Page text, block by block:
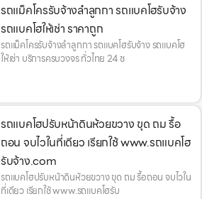
รถแม็คโครรับจ้างลำลูกกา รถแบคโฮรับจ้าง
รถแบคโฮให้เช่า ราคาถูก
รถแม็คโครรับจ้างลำลูกกา รถแบคโฮรับจ้าง รถแบคโฮ
ให้เช่า บริการครบวงจร ทั่วไทย 24 ช
รถแบคโฮปรับหน้าดินห้วยขวาง ขุด ถม รื้อ
ถอน จบไวในที่เดียว เรียกใช้ www.รถแบคโฮ
รับจ้าง.com
รถแบคโฮปรับหน้าดินห้วยขวาง ขุด ถม รื้อถอน จบไวใน
ที่เดียว เรียกใช้ www.รถแบคโฮรับ